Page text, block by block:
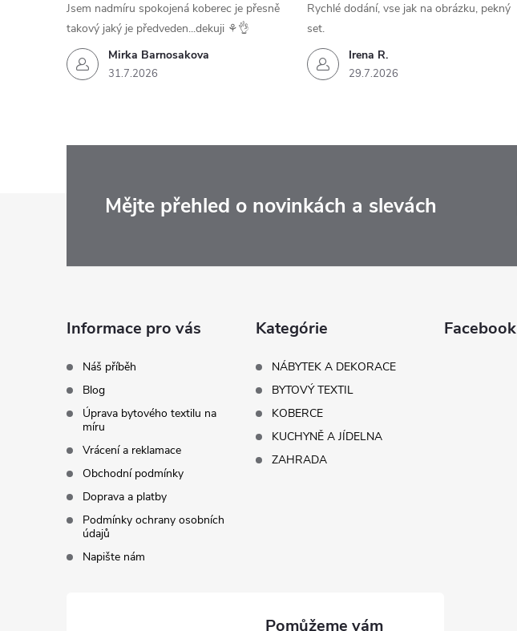
Mirka Barnosakova
31.7.2026
Jsem nadmíru spokojená koberec je přesně
takový jaký je předveden...dekuji ⚘️👌
Irena R.
29.7.2026
Rychlé dodání, vse jak na obrázku, pekný
set.
Mějte přehled o novinkách a slevách
Informace pro vás
Náš příběh
Blog
Úprava bytového textilu na
míru
Vrácení a reklamace
Obchodní podmínky
Doprava a platby
Podmínky ochrany osobních
údajů
Napište nám
Kategórie
NÁBYTEK A DEKORACE
BYTOVÝ TEXTIL
KOBERCE
KUCHYNĚ A JÍDELNA
ZAHRADA
Facebook